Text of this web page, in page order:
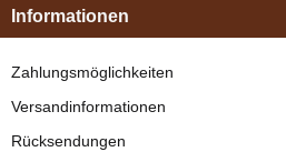
Informationen
Zahlungsmöglichkeiten
Versandinformationen
Rücksendungen